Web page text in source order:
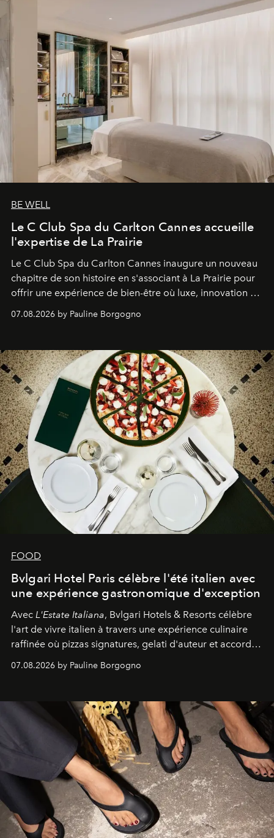
BE WELL
Le C Club Spa du Carlton Cannes accueille
l'expertise de La Prairie
Le C Club Spa du Carlton Cannes inaugure un nouveau
chapitre de son histoire en s'associant à La Prairie pour
offrir une expérience de bien-être où luxe, innovation et
expertise se rencontrent.
07.08.2026 by Pauline Borgogno
FOOD
Bvlgari Hotel Paris célèbre l'été italien avec
une expérience gastronomique d'exception
Avec L'Estate Italiana, Bvlgari Hotels & Resorts célèbre
l'art de vivre italien à travers une expérience culinaire
raffinée où pizzas signatures, gelati d'auteur et accords
d'exception composent un véritable voyage sensoriel.
07.08.2026 by Pauline Borgogno